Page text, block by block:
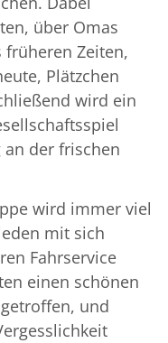
über Omas
früheren Zeiten,
Plätzchen
wird ein
an der frischen
wird immer viel
mit sich
Fahrservice
einen schönen
und